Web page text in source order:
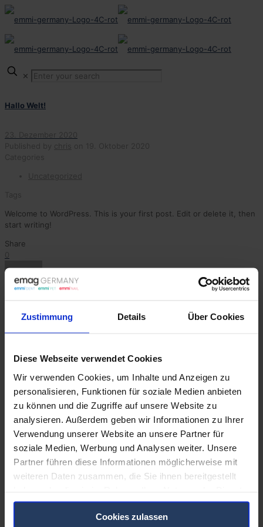
Zustimmung Details Über Cookies
Diese Webseite verwendet Cookies
Wir verwenden Cookies, um Inhalte und Anzeigen zu
personalisieren, Funktionen für soziale Medien anbieten
zu können und die Zugriffe auf unsere Website zu
analysieren. Außerdem geben wir Informationen zu Ihrer
Verwendung unserer Website an unsere Partner für
soziale Medien, Werbung und Analysen weiter. Unsere
Partner führen diese Informationen möglicherweise mit
weiteren Daten zusammen, die Sie ihnen bereitgestellt
gesammelt haben. Sie geben Einwilligung zu unseren
Cookies, wenn Sie unsere Webseite weiterhin nutzen.
Cookies zulassen
✕
Hallo Welt!
Welcome to WordPress. This is your first post. Edit or delete it, then
start writing!
Share
chris
emmi EMAG AG
Gerauer Straße 34
D-64546 Mörfelden-Walldorf
Fon +49 (0) 6105 406 700
Fax +49 (0) 6105 406 750